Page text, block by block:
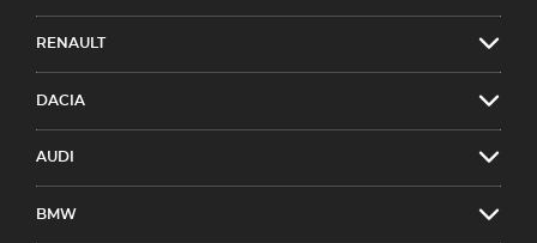
RENAULT
DACIA
AUDI
BMW